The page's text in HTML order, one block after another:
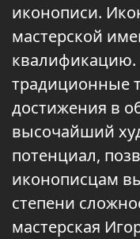
иконописи.
мастерской
квалификацию.
традиционные
достижения в
высочайший
потенциал,
иконописцам
степени
мастерская